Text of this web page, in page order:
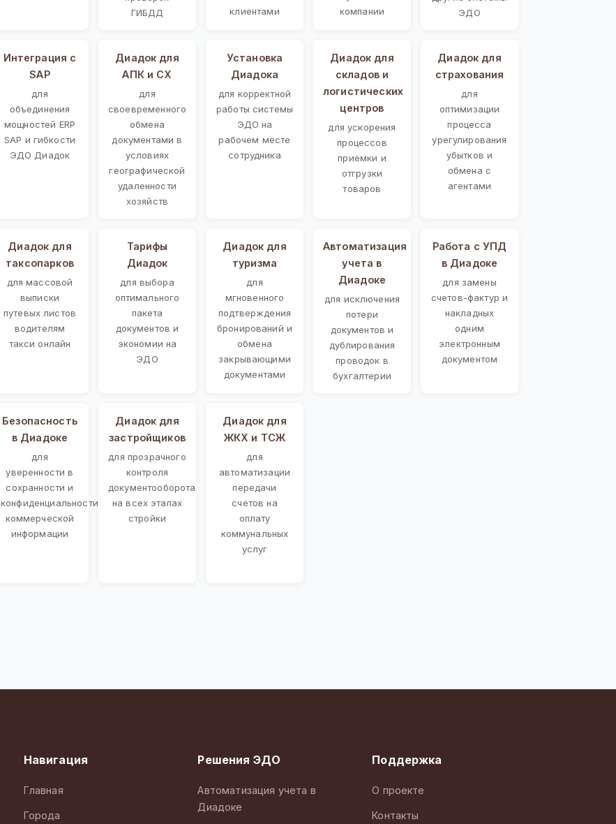
ГИБДД
клиентами
компании
ЭДО
Интеграция с
SAP
для
объединения
мощностей ERP
SAP и гибкости
ЭДО Диадок
Диадок для
АПК и СХ
для
своевременного
обмена
документами в
условиях
географической
удаленности
хозяйств
Установка
Диадока
для корректной
работы системы
ЭДО на
рабочем месте
сотрудника
Диадок для
складов и
логистических
центров
для ускорения
процессов
приемки и
отгрузки
товаров
Диадок для
страхования
для
оптимизации
процесса
урегулирования
убытков и
обмена с
агентами
Диадок для
таксопарков
для массовой
выписки
путевых листов
водителям
такси онлайн
Тарифы
Диадок
для выбора
оптимального
пакета
документов и
экономии на
ЭДО
Диадок для
туризма
для
мгновенного
подтверждения
бронирований и
обмена
закрывающими
документами
Автоматизация
учета в
Диадоке
для исключения
потери
документов и
дублирования
проводок в
бухгалтерии
Работа с УПД
в Диадоке
для замены
счетов-фактур и
накладных
одним
электронным
документом
Безопасность
в Диадоке
для
уверенности в
сохранности и
конфиденциальности
коммерческой
информации
Диадок для
застройщиков
для прозрачного
контроля
документооборота
на всех этапах
стройки
Диадок для
ЖКХ и ТСЖ
для
автоматизации
передачи
счетов на
оплату
коммунальных
услуг
Навигация
Главная
Города
Решения ЭДО
Автоматизация учета в
Диадоке
Поддержка
О проекте
Контакты